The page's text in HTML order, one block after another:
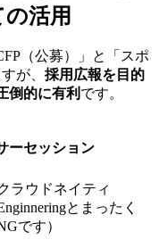
活用
（公募）」と「スポ
が、 採用広報を目的
倒的に有利 です。
ーセッション
ラウドネイティ
とまったく
です）